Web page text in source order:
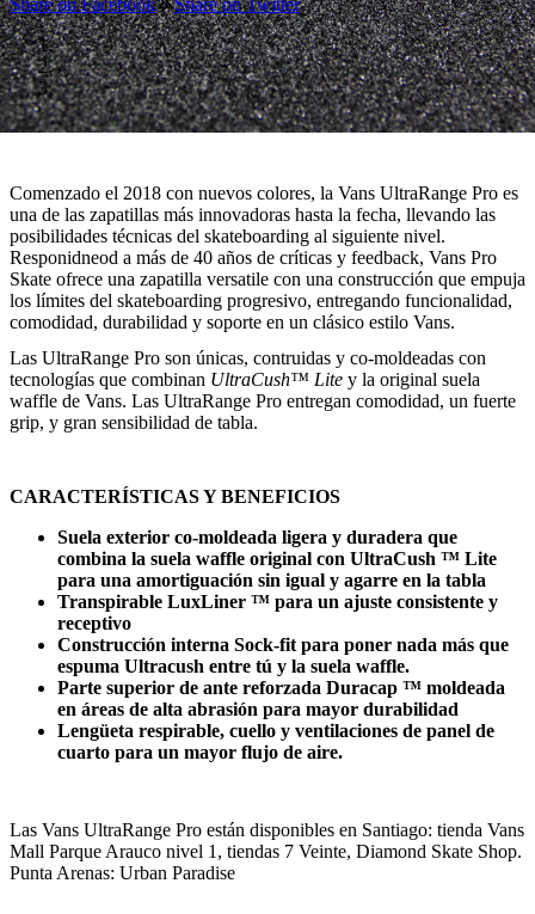
Comenzado el 2018 con nuevos colores, la Vans UltraRange Pro es
una de las zapatillas más innovadoras hasta la fecha, llevando las
posibilidades técnicas del skateboarding al siguiente nivel.
Responidneod a más de 40 años de críticas y feedback, Vans Pro
Skate ofrece una zapatilla versatile con una construcción que empuja
los límites del skateboarding progresivo, entregando funcionalidad,
comodidad, durabilidad y soporte en un clásico estilo Vans.
Las UltraRange Pro son únicas, contruidas y co-moldeadas con
tecnologías que combinan UltraCush™ Lite y la original suela
waffle de Vans. Las UltraRange Pro entregan comodidad, un fuerte
grip, y gran sensibilidad de tabla.
CARACTERÍSTICAS Y BENEFICIOS
Suela exterior co-moldeada ligera y duradera que
combina la suela waffle original con UltraCush ™ Lite
para una amortiguación sin igual y agarre en la tabla
Transpirable LuxLiner ™ para un ajuste consistente y
receptivo
Construcción interna Sock-fit para poner nada más que
espuma Ultracush entre tú y la suela waffle.
Parte superior de ante reforzada Duracap ™ moldeada
en áreas de alta abrasión para mayor durabilidad
Lengüeta respirable, cuello y ventilaciones de panel de
cuarto para un mayor flujo de aire.
Las Vans UltraRange Pro están disponibles en Santiago: tienda Vans
Mall Parque Arauco nivel 1, tiendas 7 Veinte, Diamond Skate Shop.
Punta Arenas: Urban Paradise